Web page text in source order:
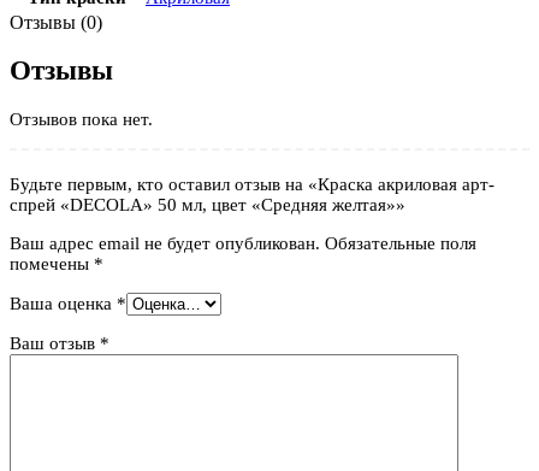
Отзывы (0)
Отзывы
Отзывов пока нет.
Будьте первым, кто оставил отзыв на «Краска акриловая арт-
спрей «DECOLA» 50 мл, цвет «Средняя желтая»»
Ваш адрес email не будет опубликован. Обязательные поля
помечены *
Ваша оценка *
Ваш отзыв *